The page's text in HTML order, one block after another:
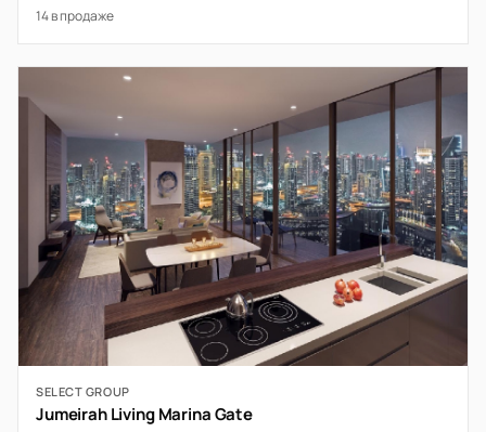
14 в продаже
SELECT GROUP
Jumeirah Living Marina Gate